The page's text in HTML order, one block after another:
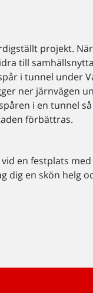
projekt.
till
i tunnel under
ner järnvägen
i en tunnel
förbättras.
en festplats
dig en skön helg